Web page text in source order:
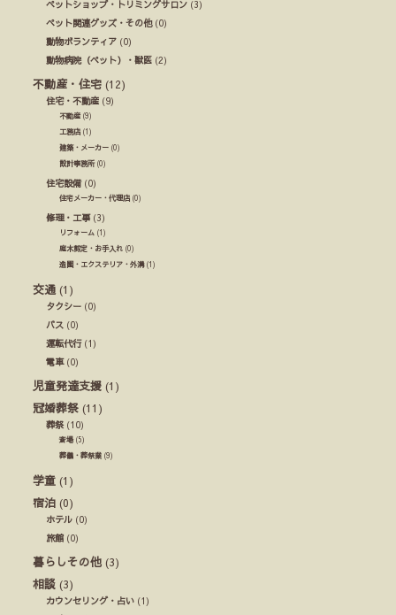
ペットショップ・トリミングサロン (3)
ペット関連グッズ・その他(0)
動物ボランティア (0)
動物病院（ペット）・獣医 (2)
不動産・住宅 (12)
住宅・不動産 (9)
不動産 (9)
工務店 (1)
建築・メーカー (0)
設計事務所(0)
住宅設備(0)
住宅メーカー・代理店 (0)
修理・工事(3)
リフォーム (1)
庭木剪定・お手入れ (0)
造園・エクステリア・外溝(1)
交通 (1)
タクシー (0)
バス (0)
運転代行(1)
電車(0)
児童発達支援 (1)
冠婚葬祭 (11)
葬祭(10)
斎場(5)
葬儀・葬祭業 (9)
学童 (1)
宿泊 (0)
ホテル (0)
旅館 (0)
暮らしその他 (3)
相談 (3)
カウンセリング・占い (1)